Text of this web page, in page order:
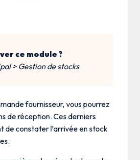
ce module ?
> Gestion de stocks
fournisseur, vous pourrez
de réception. Ces derniers
de constater l’arrivée en stock